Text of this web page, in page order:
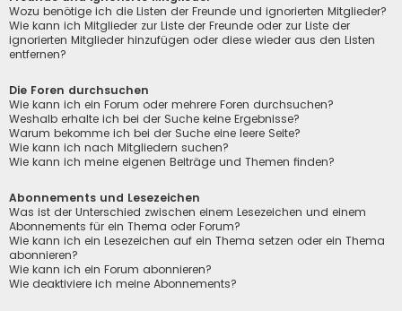
Wozu benötige ich die Listen der Freunde und ignorierten Mitglieder?
Wie kann ich Mitglieder zur Liste der Freunde oder zur Liste der
ignorierten Mitglieder hinzufügen oder diese wieder aus den Listen
entfernen?
Die Foren durchsuchen
Wie kann ich ein Forum oder mehrere Foren durchsuchen?
Weshalb erhalte ich bei der Suche keine Ergebnisse?
Warum bekomme ich bei der Suche eine leere Seite?
Wie kann ich nach Mitgliedern suchen?
Wie kann ich meine eigenen Beiträge und Themen finden?
Abonnements und Lesezeichen
Was ist der Unterschied zwischen einem Lesezeichen und einem
Abonnements für ein Thema oder Forum?
Wie kann ich ein Lesezeichen auf ein Thema setzen oder ein Thema
abonnieren?
Wie kann ich ein Forum abonnieren?
Wie deaktiviere ich meine Abonnements?